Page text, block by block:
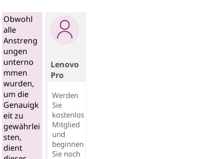
Obwohl
alle
Anstreng
ungen
unterno
mmen
wurden,
um die
Genauigk
eit zu
gewährlei
sten,
dient
Lenovo
Pro
Werden
Sie
kostenlos
Mitglied
und
beginnen
Sie noch